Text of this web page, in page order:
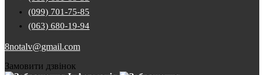
(099) 701-75-85
(063) 680-19-94
8notalv@gmail.com
Замовити дзвінок